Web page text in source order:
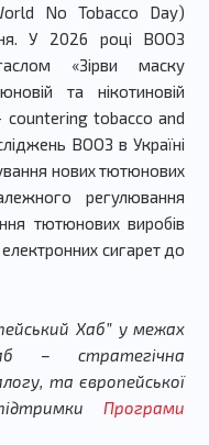
No Tobacco Day)
У 2026 році ВООЗ
«Зірви маску
та нікотиновій
countering tobacco and
ВООЗ в Україні
нових тютюнових
регулювання
тютюнових виробів
сигарет до
Хаб” у межах
– стратегічна
та європейської
Програми